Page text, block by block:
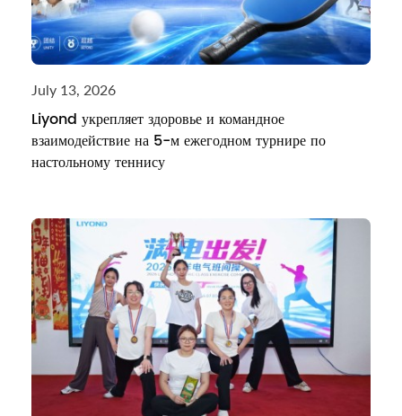
July 13, 2026
Liyond укрепляет здоровье и командное
взаимодействие на 5-м ежегодном турнире по
настольному теннису